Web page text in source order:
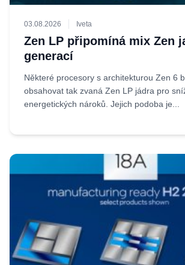
03.08.2026 Iveta
Zen LP připomíná mix Zen
generací
Některé procesory s architekturou Zen 6
obsahovat tak zvaná Zen LP jádra pro
energetických nároků. Jejich podoba je...